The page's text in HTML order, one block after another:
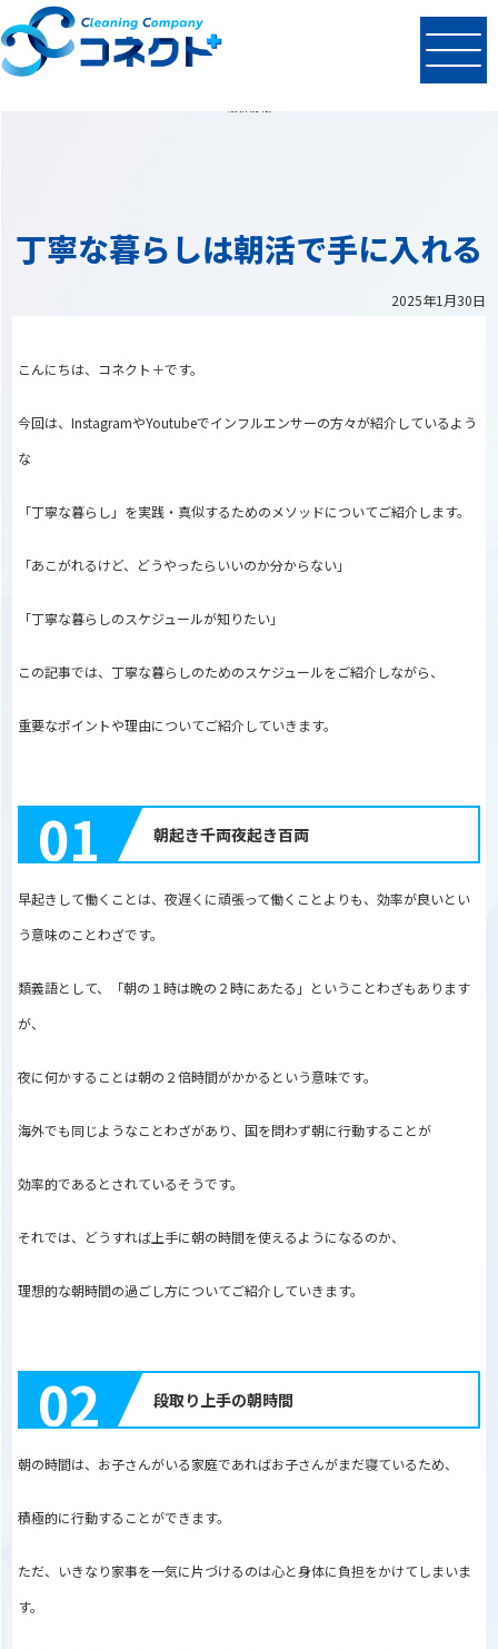
NEWS
丁寧な暮らしは朝活で手に入れる
2025年1月30日
こんにちは、コネクト＋です。
今回は、InstagramやYoutubeでインフルエンサーの方々が紹介しているよう
な
「丁寧な暮らし」を実践・真似するためのメソッドについてご紹介します。
「あこがれるけど、どうやったらいいのか分からない」
「丁寧な暮らしのスケジュールが知りたい」
この記事では、丁寧な暮らしのためのスケジュールをご紹介しながら、
重要なポイントや理由についてご紹介していきます。
01 朝起き千両夜起き百両
早起きして働くことは、夜遅くに頑張って働くことよりも、効率が良いとい
う意味のことわざです。
類義語として、「朝の１時は晩の２時にあたる」ということわざもあります
が、
夜に何かすることは朝の２倍時間がかかるという意味です。
海外でも同じようなことわざがあり、国を問わず朝に行動することが
効率的であるとされているそうです。
それでは、どうすれば上手に朝の時間を使えるようになるのか、
理想的な朝時間の過ごし方についてご紹介していきます。
02 段取り上手の朝時間
朝の時間は、お子さんがいる家庭であればお子さんがまだ寝ているため、
積極的に行動することができます。
ただ、いきなり家事を一気に片づけるのは心と身体に負担をかけてしまいま
す。